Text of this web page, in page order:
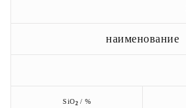
наименование
SiO2 / %